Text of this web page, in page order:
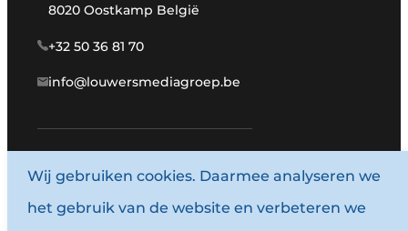
8020 Oostkamp België
+32 50 36 81 70
info@louwersmediagroep.be
www.louwersmediagroep.com
© 1987 - 2026 Louwersmediagroep.
Wij gebruiken cookies. Daarmee analyseren we
het gebruik van de website en verbeteren we